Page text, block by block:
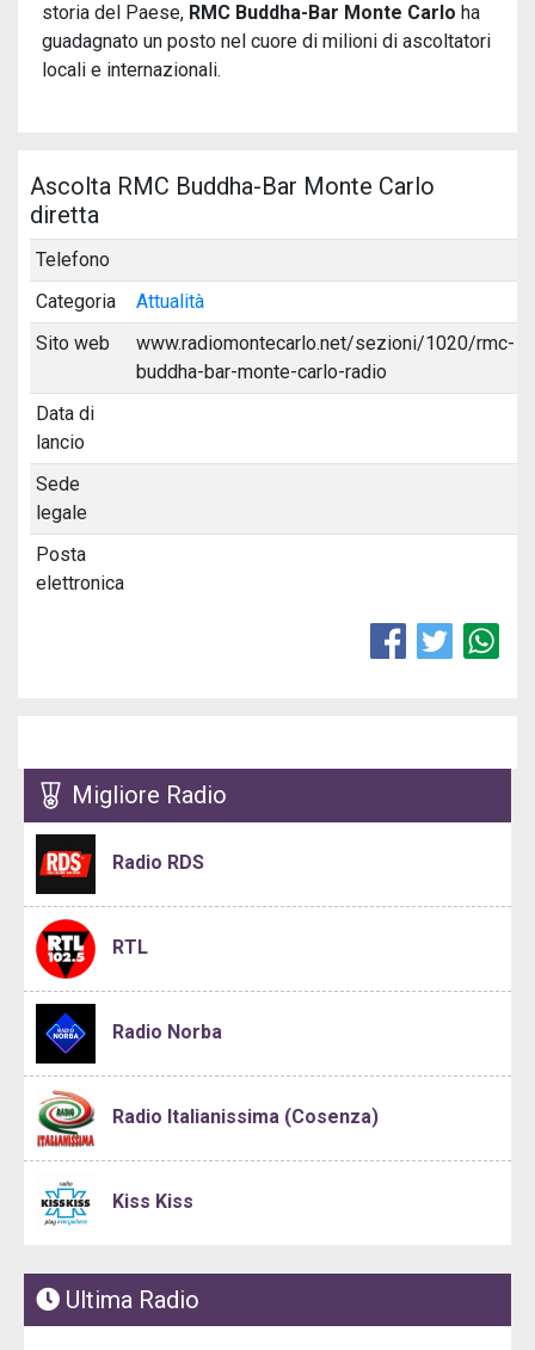
storia del Paese, RMC Buddha-Bar Monte Carlo ha
guadagnato un posto nel cuore di milioni di ascoltatori
locali e internazionali.
Ascolta RMC Buddha-Bar Monte Carlo
diretta
Telefono
Categoria
Attualità
Sito web
www.radiomontecarlo.net/sezioni/1020/rmc-
buddha-bar-monte-carlo-radio
Data di
lancio
Sede
legale
Posta
elettronica
Migliore Radio
Radio RDS
RTL
Radio Norba
Radio Italianissima (Cosenza)
Kiss Kiss
Ultima Radio